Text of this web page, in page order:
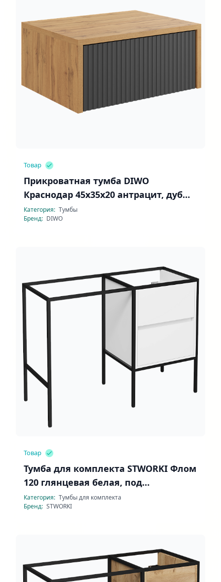
Товар
Прикроватная тумба DIWO
Краснодар 45x35x20 антрацит, дуб
вотан
Категория: Тумбы
Бренд: DIWO
Товар
Тумба для комплекта STWORKI Флом
120 глянцевая белая, под
стиральную машину
Категория: Тумбы для комплекта
Бренд: STWORKI